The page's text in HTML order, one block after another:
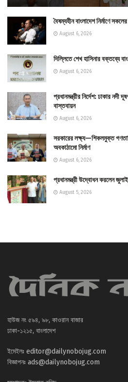
বৈষম্যহীন বাংলাদেশ নির্মাণে
August 6, 2026
দিল্লিতে শেখ হাসিনার বক্তব্যে
August 6, 2026
প্রধানমন্ত্রীর নির্দেশ: ঢাকার নদী
বাস্তবায়ন
August 6, 2026
সরকারের লক্ষ্য—শিকলমুক্ত
অবকাঠামো নির্মাণ
August 6, 2026
প্রধানমন্ত্রী উদ্বোধন করলেন
August 5, 2026
হাউজ নং ৫৯৪, ৯৮, কাওরান বাজার
ঢাকা-১২১৫, বাংলাদেশ
ইমেইলঃ editor@dailynobojug.com
বিজ্ঞাপনঃ ads@dailynobojug.com